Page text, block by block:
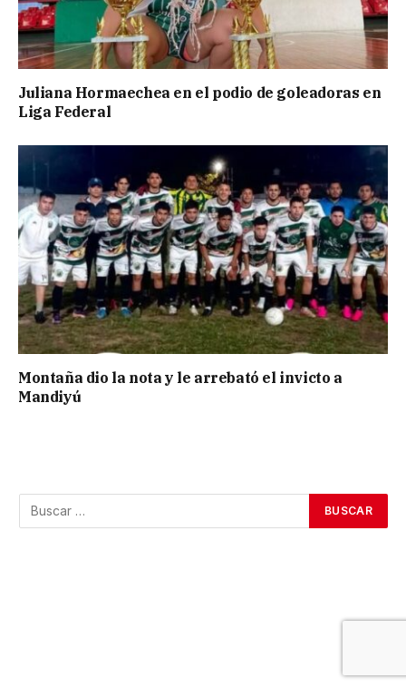
Juliana Hormaechea en el podio de goleadoras en
Liga Federal
Montaña dio la nota y le arrebató el invicto a
Mandiyú